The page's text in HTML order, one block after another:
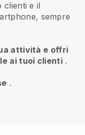
clienti e il
sempre
attività e offri
ai tuoi clienti .
.